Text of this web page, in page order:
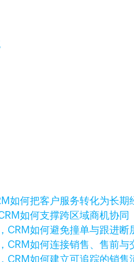
如何把客户服务转化为长期
如何支撑跨区域商机协同
CRM如何避免撞单与跟进断
CRM如何连接销售、售前与
CRM如何建立可追踪的销售